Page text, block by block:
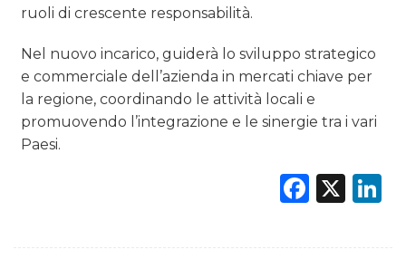
ruoli di crescente responsabilità.
Nel nuovo incarico, guiderà lo sviluppo strategico
e commerciale dell’azienda in mercati chiave per
la regione, coordinando le attività locali e
promuovendo l’integrazione e le sinergie tra i vari
Paesi.
X